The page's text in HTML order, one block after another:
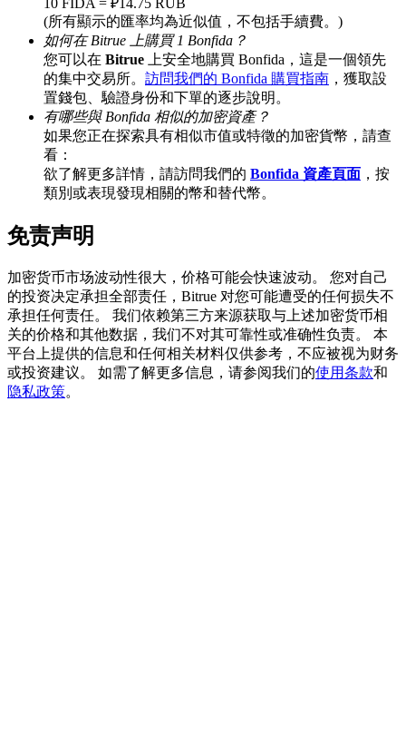
BTC 專享獎勵
充值並交易BTC瓜分 25,000 USDT 獎池！
充值CASHCAT & 赢取
瓜分 500000 CASHCAT 獎池
BitMart 用戶遷移專享
註冊&交易贏 500,000 USDT
(所有顯示的匯率均為近似值，不包括手續費。)
如何在 Bitrue 上購買 1 Bonfida？
您可以在 Bitrue 上安全地購買 Bonfida，這是一個領先
的集中交易所。 訪問我們的 Bonfida 購買指南 ，獲取設
置錢包、驗證身份和下單的逐步說明。
有哪些與 Bonfida 相似的加密資產？
如果您正在探索具有相似市值或特徵的加密貨幣，請查
看：
欲了解更多詳情，請訪問我們的 Bonfida 資產頁面 ，按
類別或表現發現相關的幣和替代幣。
免责声明
加密货币市场波动性很大，价格可能会快速波动。 您对自己
的投资决定承担全部责任，Bitrue 对您可能遭受的任何损失不
承担任何责任。 我们依赖第三方来源获取与上述加密货币相
关的价格和其他数据，我们不对其可靠性或准确性负责。 本
平台上提供的信息和任何相关材料仅供参考，不应被视为财务
或投资建议。 如需了解更多信息，请参阅我们的使用条款和
隐私政策。